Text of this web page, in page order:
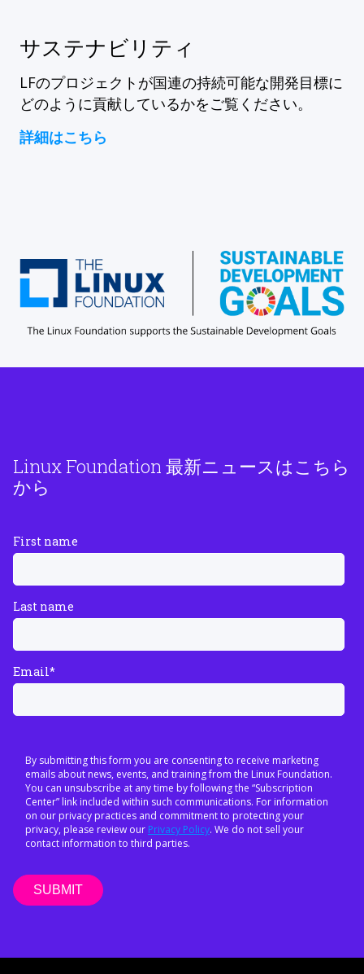
サステナビリティ
LFのプロジェクトが国連の持続可能な開発目標に
どのように貢献しているかをご覧ください。
詳細はこちら
Linux Foundation 最新ニュースはこちら
から
First name
Last name
Email*
By submitting this form you are consenting to receive marketing
emails about news, events, and training from the Linux Foundation.
You can unsubscribe at any time by following the “Subscription
Center” link included within such communications. For information
on our privacy practices and commitment to protecting your
privacy, please review our Privacy Policy. We do not sell your
contact information to third parties.